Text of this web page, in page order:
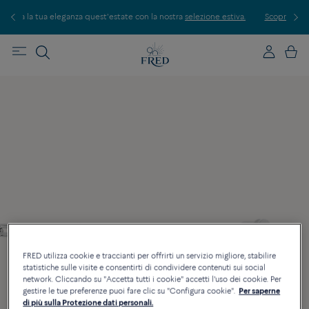
con la nostraselezione estiva. Scopri le nostre creazioni in boutique.
FRED utilizza cookie e traccianti per offrirti un servizio migliore, stabilire
statistiche sulle visite e consentirti di condividere contenuti sui social
network. Cliccando su "Accetta tutti i cookie" accetti l'uso dei cookie. Per
gestire le tue preferenze puoi fare clic su "Configura cookie". Per saperne
di più sulla Protezione dati personali.